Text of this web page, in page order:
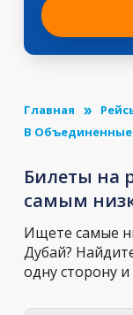
Главная
В
Билеты на
самым
Ищете самые
Дубай?
одну сторону